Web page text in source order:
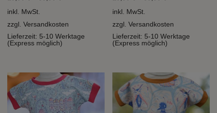
inkl. MwSt.
zzgl. Versandkosten
Lieferzeit: 5-10 Werktage
(Express möglich)
inkl. MwSt.
zzgl.Versandkosten
Lieferzeit: 5-10 Werktage
(Express möglich)